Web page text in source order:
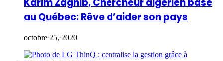
Karim Zaghib, Chercheur algérien basé
au Québec: Rêve d’aider son pays
octobre 25, 2020